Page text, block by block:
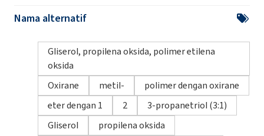
Nama alternatif
Gliserol, propilena oksida, polimer etilena
oksida
Oxirane
metil-
polimer dengan oxirane
eter dengan 1
2
3-propanetriol (3:1)
Gliserol
propilena oksida